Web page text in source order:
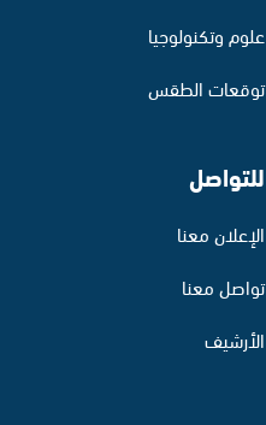
علوم وتكنولوجيا
توقعات الطقس
للتواصل
الإعلان معنا
تواصل معنا
الأرشيف